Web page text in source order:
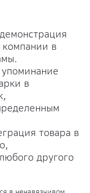
компании в
в
товара в
другого